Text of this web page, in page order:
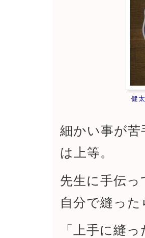
健
細かい事が
は上等。
先生に手伝
自分で縫っ
「上手に縫